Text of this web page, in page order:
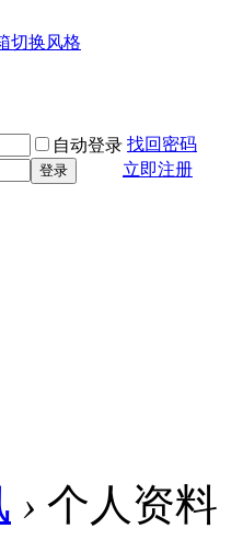
切换风格
自动登录 找回密码
登录
立即注册
› 个人资料